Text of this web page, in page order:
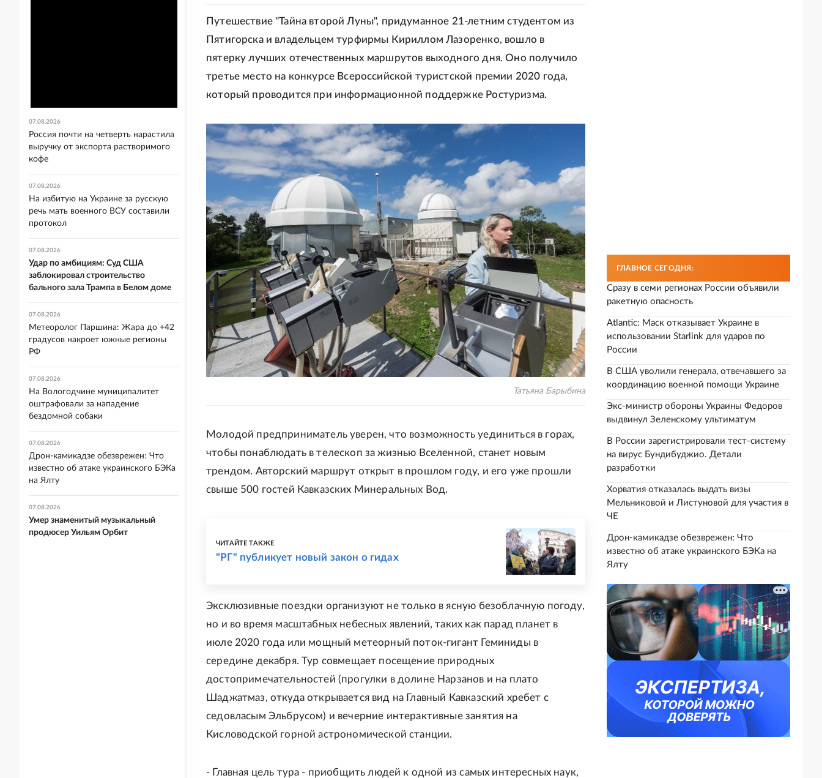
Путешествие "Тайна второй Луны", придуманное 21-летним студентом из
Пятигорска и владельцем турфирмы Кириллом Лазоренко, вошло в
пятерку лучших отечественных маршрутов выходного дня. Оно получило
третье место на конкурсе Всероссийской туристской премии 2020 года,
который проводится при информационной поддержке Ростуризма.
Татьяна Барыбина
Молодой предприниматель уверен, что возможность уединиться в горах,
чтобы понаблюдать в телескоп за жизнью Вселенной, станет новым
трендом. Авторский маршрут открыт в прошлом году, и его уже прошли
свыше 500 гостей Кавказских Минеральных Вод.
ЧИТАЙТЕ ТАКЖЕ
"РГ" публикует новый закон о гидах
Эксклюзивные поездки организуют не только в ясную безоблачную погоду,
но и во время масштабных небесных явлений, таких как парад планет в
июле 2020 года или мощный метеорный поток-гигант Геминиды в
середине декабря. Тур совмещает посещение природных
достопримечательностей (прогулки в долине Нарзанов и на плато
Шаджатмаз, откуда открывается вид на Главный Кавказский хребет с
седовласым Эльбрусом) и вечерние интерактивные занятия на
Кисловодской горной астрономической станции.
- Главная цель тура - приобщить людей к одной из самых интересных наук,
ГЛАВНОЕ СЕГОДНЯ:
Сразу в семи регионах России объявили
ракетную опасность
Atlantic: Маск отказывает Украине в
использовании Starlink для ударов по
России
В США уволили генерала, отвечавшего за
координацию военной помощи Украине
Экс-министр обороны Украины Федоров
выдвинул Зеленскому ультиматум
В России зарегистрировали тест-систему
на вирус Бундибуджио. Детали
разработки
Хорватия отказалась выдать визы
Мельниковой и Листуновой для участия в
ЧЕ
Дрон-камикадзе обезврежен: Что
известно об атаке украинского БЭКа на
Ялту
07.08.2026
Россия почти на четверть нарастила
выручку от экспорта растворимого
кофе
07.08.2026
На избитую на Украине за русскую
речь мать военного ВСУ составили
протокол
07.08.2026
Удар по амбициям: Суд США
заблокировал строительство
бального зала Трампа в Белом доме
07.08.2026
Метеоролог Паршина: Жара до +42
градусов накроет южные регионы
РФ
07.08.2026
На Вологодчине муниципалитет
оштрафовали за нападение
бездомной собаки
07.08.2026
Дрон-камикадзе обезврежен: Что
известно об атаке украинского БЭКа
на Ялту
07.08.2026
Умер знаменитый музыкальный
продюсер Уильям Орбит